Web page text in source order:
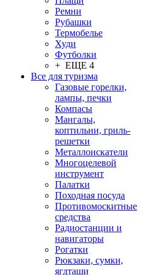
Ремни
Рубашки
Термобелье
Худи
Футболки
+ ЕЩЕ 4
Все для туризма
Газовые горелки,
лампы, печки
Компасы
Мангалы,
коптильни, гриль-
решетки
Металлоискатели
Многоцелевой
инструмент
Палатки
Походная посуда
Противомоскитные
средства
Радиостанции и
навигаторы
Рогатки
Рюкзаки, сумки,
ягдташи